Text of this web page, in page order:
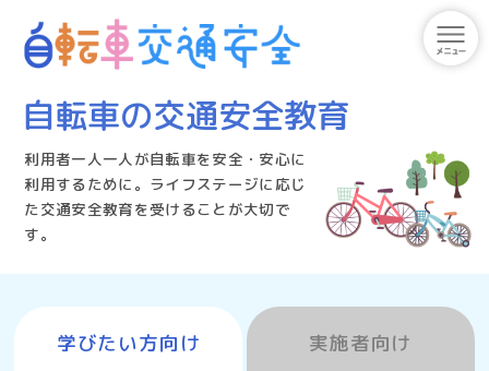
自転車の交通安全教育
利用者一人一人が自転車を安全・安心に
利用するために。 ライフステージに応じ
た交通安全教育を受けることが大切で
す。
学びたい方向け 実施者向け